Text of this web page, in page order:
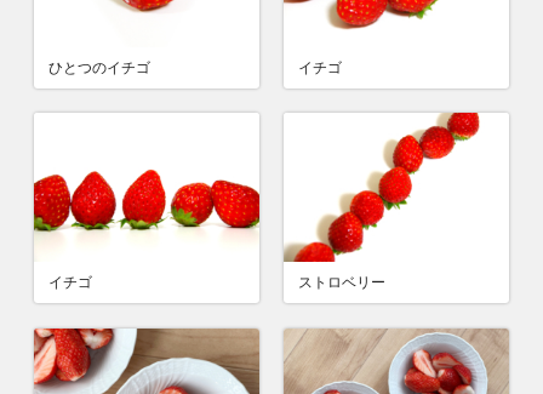
ひとつのイチゴ イチゴ
イチゴ ストロベリー